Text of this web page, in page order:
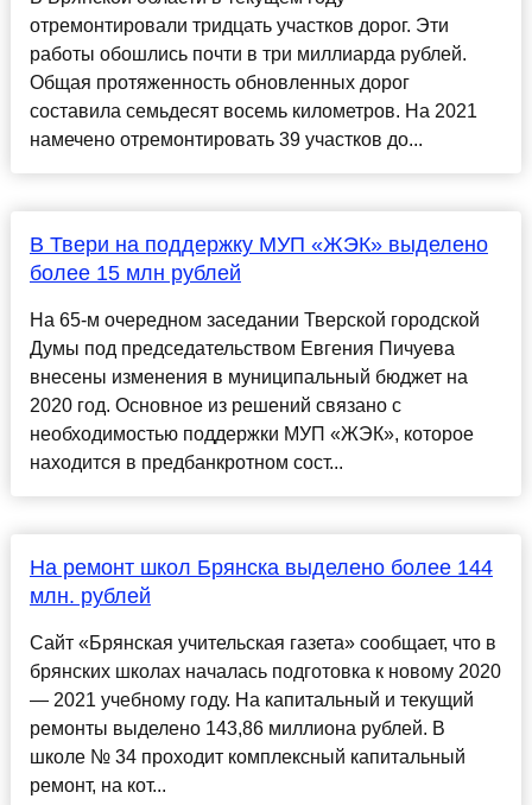
отремонтировали тридцать участков дорог. Эти
работы обошлись почти в три миллиарда рублей.
Общая протяженность обновленных дорог
составила семьдесят восемь километров. На 2021
намечено отремонтировать 39 участков до...
В Твери на поддержку МУП «ЖЭК» выделено
более 15 млн рублей
На 65-м очередном заседании Тверской городской
Думы под председательством Евгения Пичуева
внесены изменения в муниципальный бюджет на
2020 год. Основное из решений связано с
необходимостью поддержки МУП «ЖЭК», которое
находится в предбанкротном сост...
На ремонт школ Брянска выделено более 144
млн. рублей
Сайт «Брянская учительская газета» сообщает, что в
брянских школах началась подготовка к новому 2020
— 2021 учебному году. На капитальный и текущий
ремонты выделено 143,86 миллиона рублей. В
школе № 34 проходит комплексный капитальный
ремонт, на кот...